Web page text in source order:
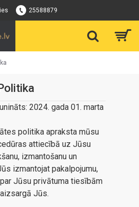
25588879
2024. gada 01. marta
politika apraksta mūsu
attiecībā uz Jūsu
izmantošanu un
izmantojat pakalpojumu,
Jūsu privātuma tiesībām
Jūs.